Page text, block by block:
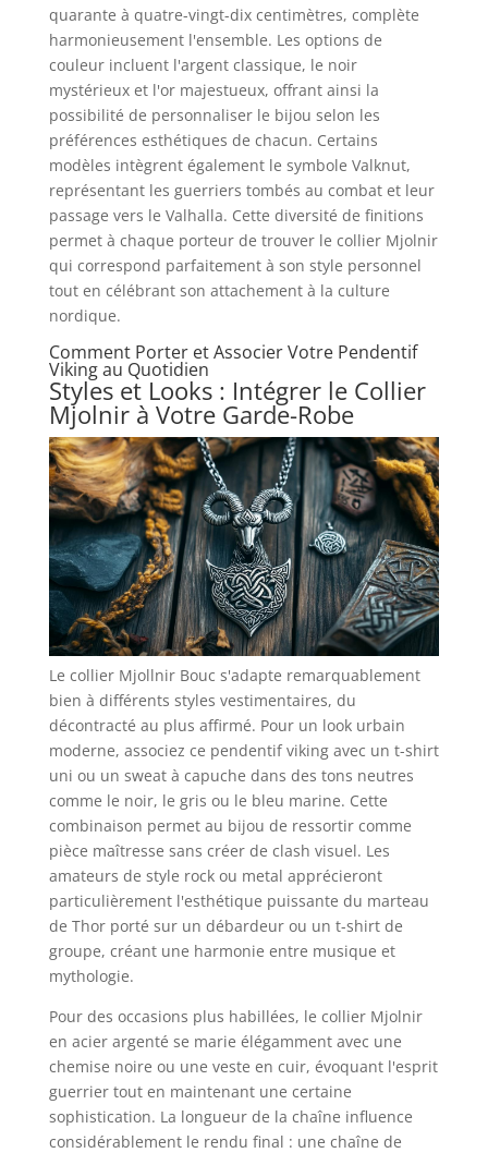
quarante à quatre-vingt-dix centimètres, complète
harmonieusement l'ensemble. Les options de
couleur incluent l'argent classique, le noir
mystérieux et l'or majestueux, offrant ainsi la
possibilité de personnaliser le bijou selon les
préférences esthétiques de chacun. Certains
modèles intègrent également le symbole Valknut,
représentant les guerriers tombés au combat et leur
passage vers le Valhalla. Cette diversité de finitions
permet à chaque porteur de trouver le collier Mjolnir
qui correspond parfaitement à son style personnel
tout en célébrant son attachement à la culture
nordique.
Comment Porter et Associer Votre Pendentif
Viking au Quotidien
Styles et Looks : Intégrer le Collier
Mjolnir à Votre Garde-Robe
Le collier Mjollnir Bouc s'adapte remarquablement
bien à différents styles vestimentaires, du
décontracté au plus affirmé. Pour un look urbain
moderne, associez ce pendentif viking avec un t-shirt
uni ou un sweat à capuche dans des tons neutres
comme le noir, le gris ou le bleu marine. Cette
combinaison permet au bijou de ressortir comme
pièce maîtresse sans créer de clash visuel. Les
amateurs de style rock ou metal apprécieront
particulièrement l'esthétique puissante du marteau
de Thor porté sur un débardeur ou un t-shirt de
groupe, créant une harmonie entre musique et
mythologie.
Pour des occasions plus habillées, le collier Mjolnir
en acier argenté se marie élégamment avec une
chemise noire ou une veste en cuir, évoquant l'esprit
guerrier tout en maintenant une certaine
sophistication. La longueur de la chaîne influence
considérablement le rendu final : une chaîne de